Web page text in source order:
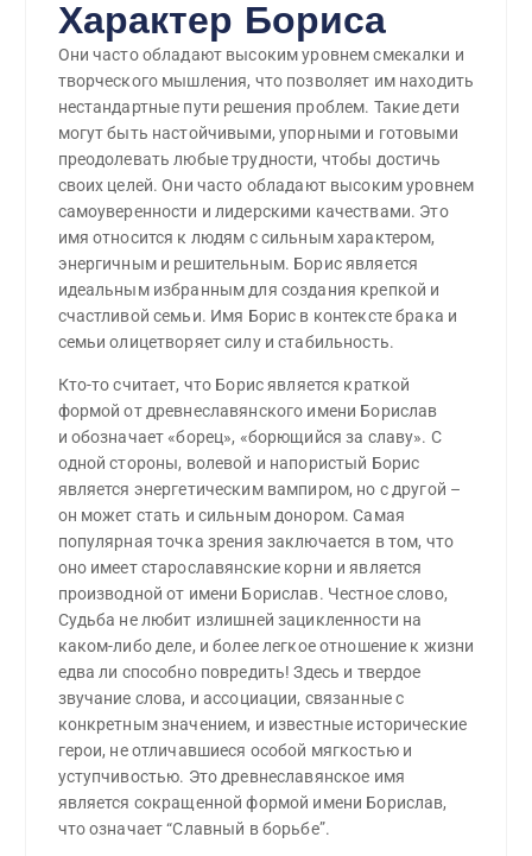
Характер Бориса
Они часто обладают высоким уровнем смекалки и
творческого мышления, что позволяет им находить
нестандартные пути решения проблем. Такие дети
могут быть настойчивыми, упорными и готовыми
преодолевать любые трудности, чтобы достичь
своих целей. Они часто обладают высоким уровнем
самоуверенности и лидерскими качествами. Это
имя относится к людям с сильным характером,
энергичным и решительным. Борис является
идеальным избранным для создания крепкой и
счастливой семьи. Имя Борис в контексте брака и
семьи олицетворяет силу и стабильность.
Кто-то считает, что Борис является краткой
формой от древнеславянского имени Борислав
и обозначает «борец», «борющийся за славу». С
одной стороны, волевой и напористый Борис
является энергетическим вампиром, но с другой –
он может стать и сильным донором. Самая
популярная точка зрения заключается в том, что
оно имеет старославянские корни и является
производной от имени Борислав. Честное слово,
Судьба не любит излишней зацикленности на
каком-либо деле, и более легкое отношение к жизни
едва ли способно повредить! Здесь и твердое
звучание слова, и ассоциации, связанные с
конкретным значением, и известные исторические
герои, не отличавшиеся особой мягкостью и
уступчивостью. Это древнеславянское имя
является сокращенной формой имени Борислав,
что означает “Славный в борьбе”.